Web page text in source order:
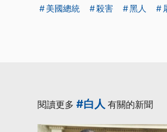
美國總統
殺害 黑人
閱讀更多 #白人 有關的新聞